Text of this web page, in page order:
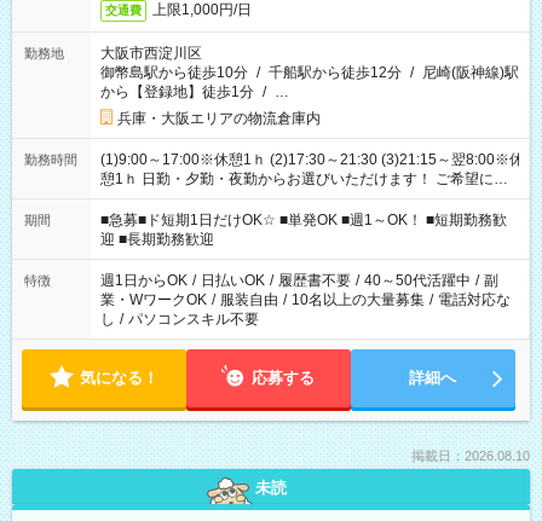
交通費 上限1,000円/日
勤務地
大阪市西淀川区
御幣島駅から徒歩10分 / 千船駅から徒歩12分 / 尼崎(阪神線)駅
から【登録地】徒歩1分 / …
兵庫・大阪エリアの物流倉庫内
勤務時間
(1)9:00～17:00※休憩1ｈ (2)17:30～21:30 (3)21:15～翌8:00※休
憩1ｈ 日勤・夕勤・夜勤からお選びいただけます！ ご希望に合
わせて働けるお仕事です(*^^*) 【その他選べる勤務時間】 8-17
時/9-17時/9-18時/10-18時/11-21時/18-22時/20-翌4時/21-翌5
時/22-翌6時/0-翌8時 ご自身のご都合で選んで頂ける完全自由シ
フト！
期間
■急募■ド短期1日だけOK☆ ■単発OK ■週1～OK！ ■短期勤務歓
迎 ■長期勤務歓迎
特徴 週1日からOK / 日払いOK / 履歴書不要 / 40～50代活躍中 / 副
業・WワークOK / 服装自由 / 10名以上の大量募集 / 電話対応な
し / パソコンスキル不要
気になる！ 応募する 詳細へ
掲載日：2026.08.10
未読